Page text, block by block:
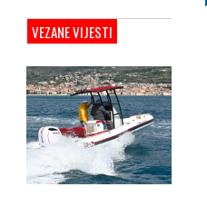
VEZANE VIJESTI